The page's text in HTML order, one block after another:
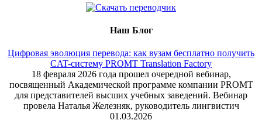
Наш Блог
Цифровая эволюция перевода: как вузам бесплатно получить
CAT-систему PROMT Translation Factory
18 февраля 2026 года прошел очередной вебинар,
посвященный Академической программе компании PROMT
для представителей высших учебных заведений. Вебинар
провела Наталья Железняк, руководитель лингвистич
01.03.2026